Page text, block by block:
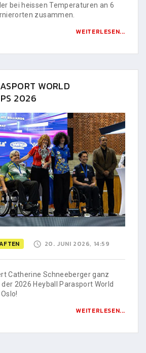
bei heissen Temperaturen an 6
zusammen.
WEITERLESEN...
WORLD
2026
20. JUNI 2026, 14:59
Catherine Schneeberger ganz
2026 Heyball Parasport World
WEITERLESEN...